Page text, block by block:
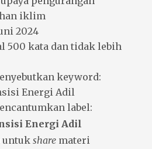
iklim
2024
500 kata dan tidak lebih
keyword:
Energi Adil
label:
Energi Adil
untuk share materi